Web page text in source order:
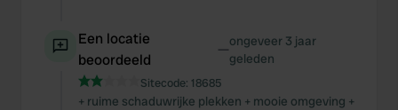
Een locatie
beoordeeld
—ongeveer 3 jaar
geleden
Sitecode: 18685
+ ruime schaduwrijke plekken + mooie omgeving +